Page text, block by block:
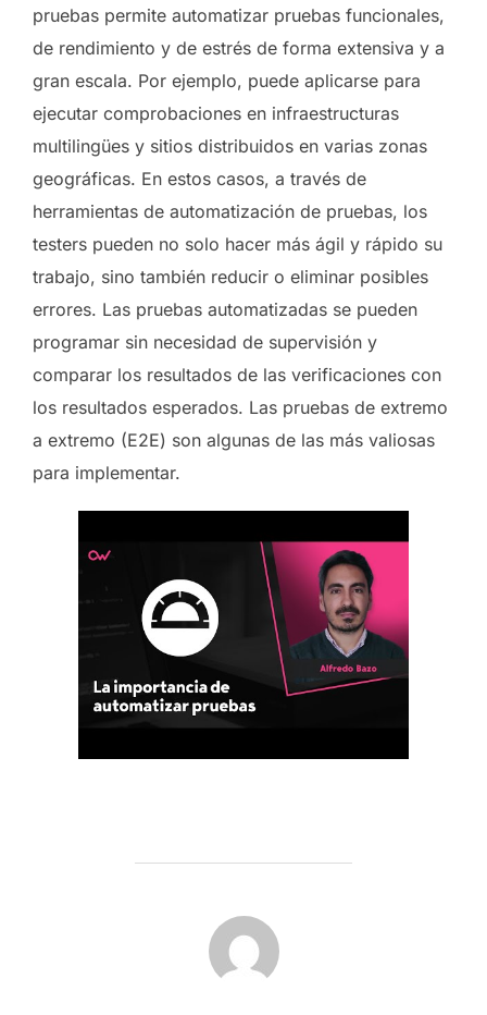
pruebas permite automatizar pruebas funcionales,
de rendimiento y de estrés de forma extensiva y a
gran escala. Por ejemplo, puede aplicarse para
ejecutar comprobaciones en infraestructuras
multilingües y sitios distribuidos en varias zonas
geográficas. En estos casos, a través de
herramientas de automatización de pruebas, los
testers pueden no solo hacer más ágil y rápido su
trabajo, sino también reducir o eliminar posibles
errores. Las pruebas automatizadas se pueden
programar sin necesidad de supervisión y
comparar los resultados de las verificaciones con
los resultados esperados. Las pruebas de extremo
a extremo (E2E) son algunas de las más valiosas
para implementar.
POST AUTHOR